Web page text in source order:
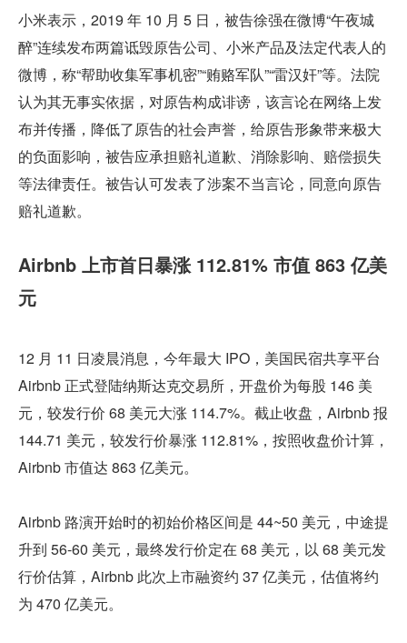
小米表示，2019 年 10 月 5 日，被告徐强在微博“午夜城
醉”连续发布两篇诋毁原告公司、小米产品及法定代表人的
微博，称“帮助收集军事机密”“贿赂军队”“雷汉奸”等。法院
认为其无事实依据，对原告构成诽谤，该言论在网络上发
布并传播，降低了原告的社会声誉，给原告形象带来极大
的负面影响，被告应承担赔礼道歉、消除影响、赔偿损失
等法律责任。被告认可发表了涉案不当言论，同意向原告
赔礼道歉。
Airbnb 上市首日暴涨 112.81% 市值 863 亿美
元
12 月 11 日凌晨消息，今年最大 IPO，美国民宿共享平台
Airbnb 正式登陆纳斯达克交易所，开盘价为每股 146 美
元，较发行价 68 美元大涨 114.7%。截止收盘，Airbnb 报
144.71 美元，较发行价暴涨 112.81%，按照收盘价计算，
Airbnb 市值达 863 亿美元。
Airbnb 路演开始时的初始价格区间是 44~50 美元，中途提
升到 56-60 美元，最终发行价定在 68 美元，以 68 美元发
行价估算，Airbnb 此次上市融资约 37 亿美元，估值将约
为 470 亿美元。